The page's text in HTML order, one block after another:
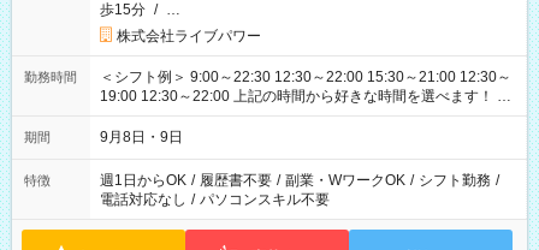
歩15分 / …
株式会社ライブパワー
勤務時間
＜シフト例＞ 9:00～22:30 12:30～22:00 15:30～21:00 12:30～
19:00 12:30～22:00 上記の時間から好きな時間を選べます！ ※
時間は変更となる可能性があります
期間 9月8日・9日
特徴 週1日からOK / 履歴書不要 / 副業・WワークOK / シフト勤務 /
電話対応なし / パソコンスキル不要